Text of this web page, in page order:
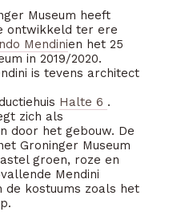
Museum heeft
ontwikkeld ter ere
Mendinien het 25
in 2019/2020.
is tevens architect
Halte 6 .
zich als
door het gebouw. De
Groninger Museum
groen, roze en
Mendini
kostuums zoals het